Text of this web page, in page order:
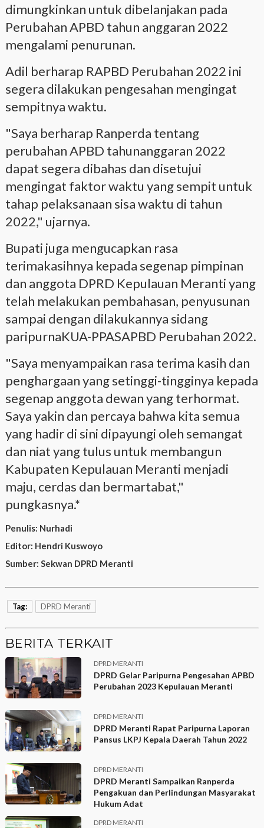
dimungkinkan untuk dibelanjakan pada
Perubahan APBD tahun anggaran 2022
mengalami penurunan.
Adil berharap RAPBD Perubahan 2022 ini
segera dilakukan pengesahan mengingat
sempitnya waktu.
"Saya berharap Ranperda tentang
perubahan APBD tahunanggaran 2022
dapat segera dibahas dan disetujui
mengingat faktor waktu yang sempit untuk
tahap pelaksanaan sisa waktu di tahun
2022," ujarnya.
Bupati juga mengucapkan rasa
terimakasihnya kepada segenap pimpinan
dan anggota DPRD Kepulauan Meranti yang
telah melakukan pembahasan, penyusunan
sampai dengan dilakukannya sidang
paripurnaKUA-PPASAPBD Perubahan 2022.
"Saya menyampaikan rasa terima kasih dan
penghargaan yang setinggi-tingginya kepada
segenap anggota dewan yang terhormat.
Saya yakin dan percaya bahwa kita semua
yang hadir di sini dipayungi oleh semangat
dan niat yang tulus untuk membangun
Kabupaten Kepulauan Meranti menjadi
maju, cerdas dan bermartabat,"
pungkasnya.*
Penulis: Nurhadi
Editor: Hendri Kuswoyo
Sumber: Sekwan DPRD Meranti
Tag: DPRD Meranti
BERITA TERKAIT
DPRD MERANTI
DPRD Gelar Paripurna Pengesahan APBD
Perubahan 2023 Kepulauan Meranti
DPRD MERANTI
DPRD Meranti Rapat Paripurna Laporan
Pansus LKPJ Kepala Daerah Tahun 2022
DPRD MERANTI
DPRD Meranti Sampaikan Ranperda
Pengakuan dan Perlindungan Masyarakat
Hukum Adat
DPRD MERANTI